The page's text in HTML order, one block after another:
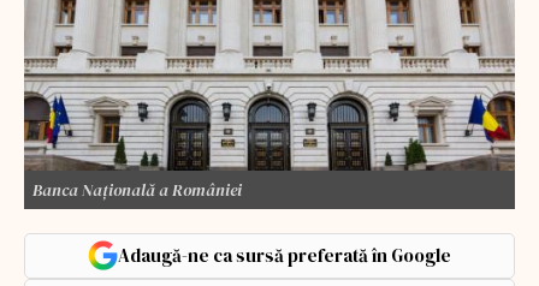
Banca Națională a României
Adaugă-ne ca sursă preferată în Google